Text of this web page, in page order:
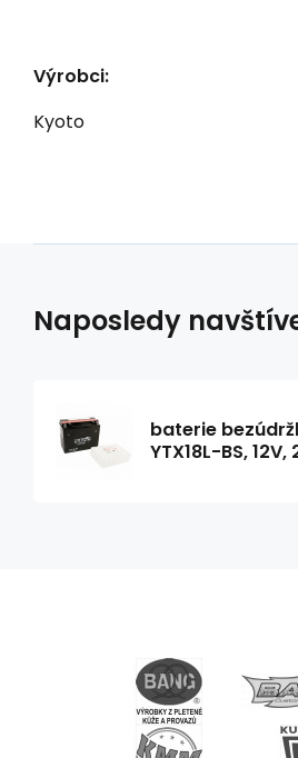
Výrobci:
Kyoto
Naposledy
baterie
YTX18L-BS, 12V,